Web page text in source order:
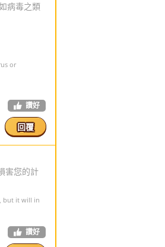
病毒之類
or
讚好
回覆
害您的計
but it will in
讚好